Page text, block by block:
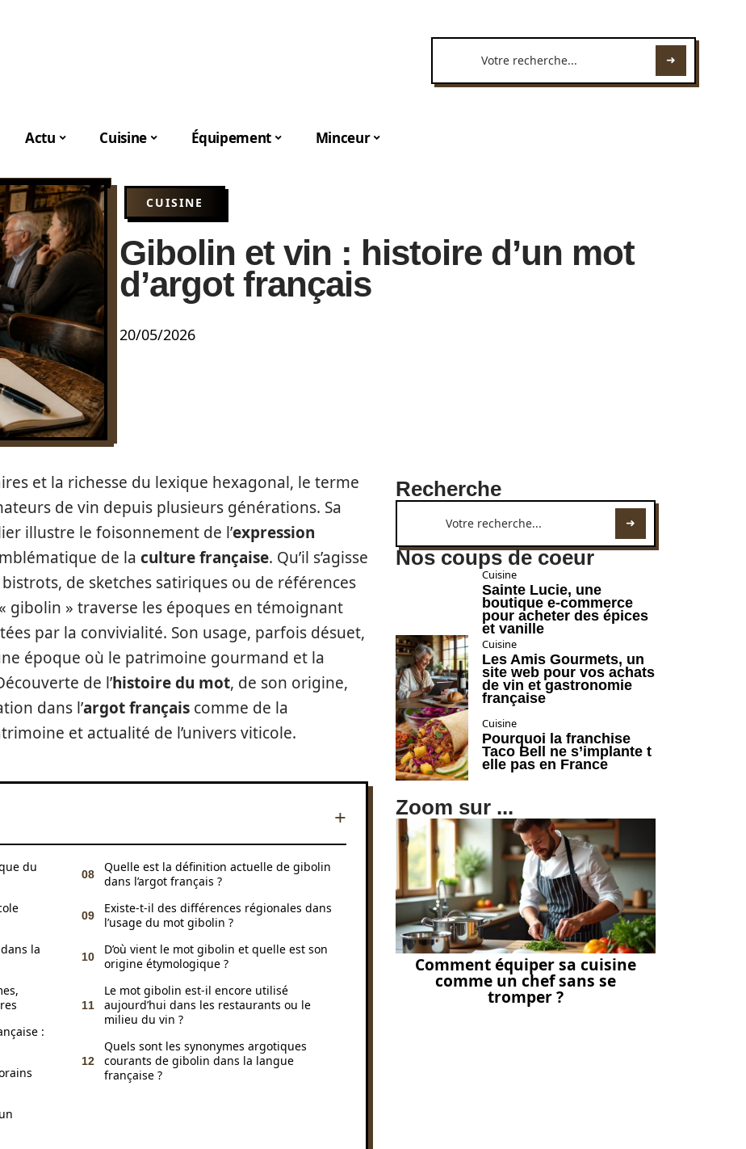
Actu Cuisine Équipement Minceur
CUISINE
Gibolin et vin : histoire d’un mot
d’argot français
20/05/2026
et la richesse du lexique hexagonal, le terme
de vin depuis plusieurs générations. Sa
illustre le foisonnement de l’expression
de la culture française. Qu’il s’agisse
de sketches satiriques ou de références
gibolin » traverse les époques en témoignant
par la convivialité. Son usage, parfois désuet,
époque où le patrimoine gourmand et la
de l’histoire du mot, de son origine,
dans l’argot français comme de la
et actualité de l’univers viticole.
du
la
:
Quelle est la définition actuelle de gibolin
dans l’argot français ?
Existe-t-il des différences régionales dans
l’usage du mot gibolin ?
D’où vient le mot gibolin et quelle est son
origine étymologique ?
Le mot gibolin est-il encore utilisé
aujourd’hui dans les restaurants ou le
milieu du vin ?
Quels sont les synonymes argotiques
courants de gibolin dans la langue
française ?
Recherche
Nos coups de coeur
Cuisine
Sainte Lucie, une
boutique e-commerce
pour acheter des épices
et vanille
Cuisine
Les Amis Gourmets, un
site web pour vos achats
de vin et gastronomie
française
Cuisine
Pourquoi la franchise
Taco Bell ne s’implante t
elle pas en France
Zoom sur ...
Comment équiper sa cuisine
comme un chef sans se
tromper ?